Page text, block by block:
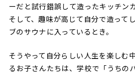
ーだと試行錯誤して造ったキッチン
そして、趣味が高じて自分で造って
ブのサウナに入っているとき。
そうやって自分らしい人生を楽しむ
るお子さんたちは、学校で「うちの